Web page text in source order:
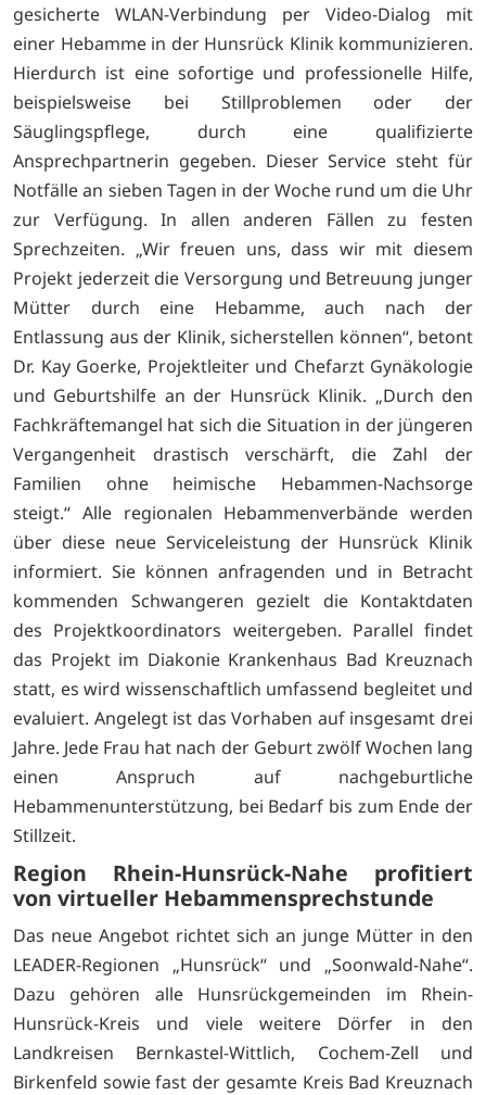
gesicherte WLAN-Verbindung per Video-Dialog mit
einer Hebamme in der Hunsrück Klinik kommunizieren.
Hierdurch ist eine sofortige und professionelle Hilfe,
beispielsweise bei Stillproblemen oder der
Säuglingspflege, durch eine qualifizierte
Ansprechpartnerin gegeben. Dieser Service steht für
Notfälle an sieben Tagen in der Woche rund um die Uhr
zur Verfügung. In allen anderen Fällen zu festen
Sprechzeiten. „Wir freuen uns, dass wir mit diesem
Projekt jederzeit die Versorgung und Betreuung junger
Mütter durch eine Hebamme, auch nach der
Entlassung aus der Klinik, sicherstellen können“, betont
Dr. Kay Goerke, Projektleiter und Chefarzt Gynäkologie
und Geburtshilfe an der Hunsrück Klinik. „Durch den
Fachkräftemangel hat sich die Situation in der jüngeren
Vergangenheit drastisch verschärft, die Zahl der
Familien ohne heimische Hebammen-Nachsorge
steigt.“ Alle regionalen Hebammenverbände werden
über diese neue Serviceleistung der Hunsrück Klinik
informiert. Sie können anfragenden und in Betracht
kommenden Schwangeren gezielt die Kontaktdaten
des Projektkoordinators weitergeben. Parallel findet
das Projekt im Diakonie Krankenhaus Bad Kreuznach
statt, es wird wissenschaftlich umfassend begleitet und
evaluiert. Angelegt ist das Vorhaben auf insgesamt drei
Jahre. Jede Frau hat nach der Geburt zwölf Wochen lang
einen Anspruch auf nachgeburtliche
Hebammenunterstützung, bei Bedarf bis zum Ende der
Stillzeit.
Region Rhein-Hunsrück-Nahe profitiert
von virtueller Hebammensprechstunde
Das neue Angebot richtet sich an junge Mütter in den
LEADER-Regionen „Hunsrück“ und „Soonwald-Nahe“.
Dazu gehören alle Hunsrückgemeinden im Rhein-
Hunsrück-Kreis und viele weitere Dörfer in den
Landkreisen Bernkastel-Wittlich, Cochem-Zell und
Birkenfeld sowie fast der gesamte Kreis Bad Kreuznach